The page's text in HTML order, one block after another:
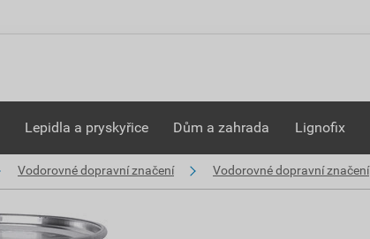
Lepidla a pryskyřice Dům a zahrada Lignofix
Vodorovné dopravní značení Vodorovné dopravní značení